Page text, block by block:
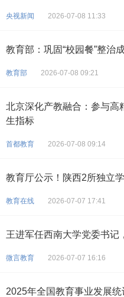
央视新闻 2026-07-08 11:33
教育部：巩固“校园餐”整治
教育部 2026-07-08 09:21
北京深化产教融合：参与高
生指标
首都教育 2026-07-08 09:14
教育厅公示！陕西2所独立
教育在线 2026-07-07 17:41
王进军任西南大学党委书记
微言教育 2026-07-07 16:16
2025年全国教育事业发展统